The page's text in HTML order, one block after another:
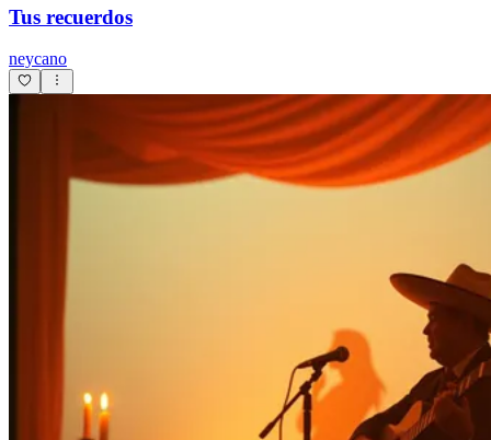
Tus recuerdos
neycano